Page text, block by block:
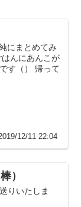
にまとめてみ
んにあんこが
す（） 帰って
12/11 22:04
）
りいたしま